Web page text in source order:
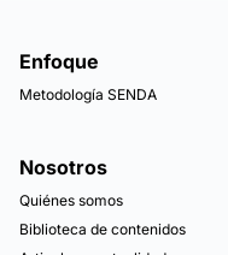
Enfoque
Metodología SENDA
Nosotros
Quiénes somos
Biblioteca de contenidos